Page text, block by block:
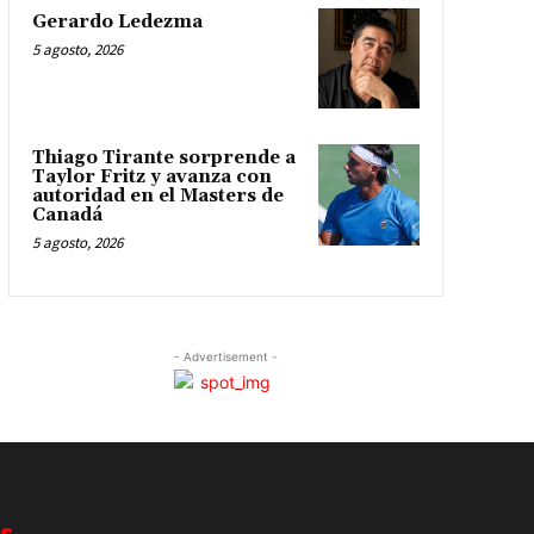
Gerardo Ledezma
5 agosto, 2026
Thiago Tirante sorprende a
Taylor Fritz y avanza con
autoridad en el Masters de
Canadá
5 agosto, 2026
- Advertisement -